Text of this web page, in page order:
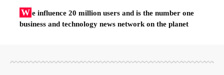
W e influence 20 million users and is the number one
business and technology news network on the planet